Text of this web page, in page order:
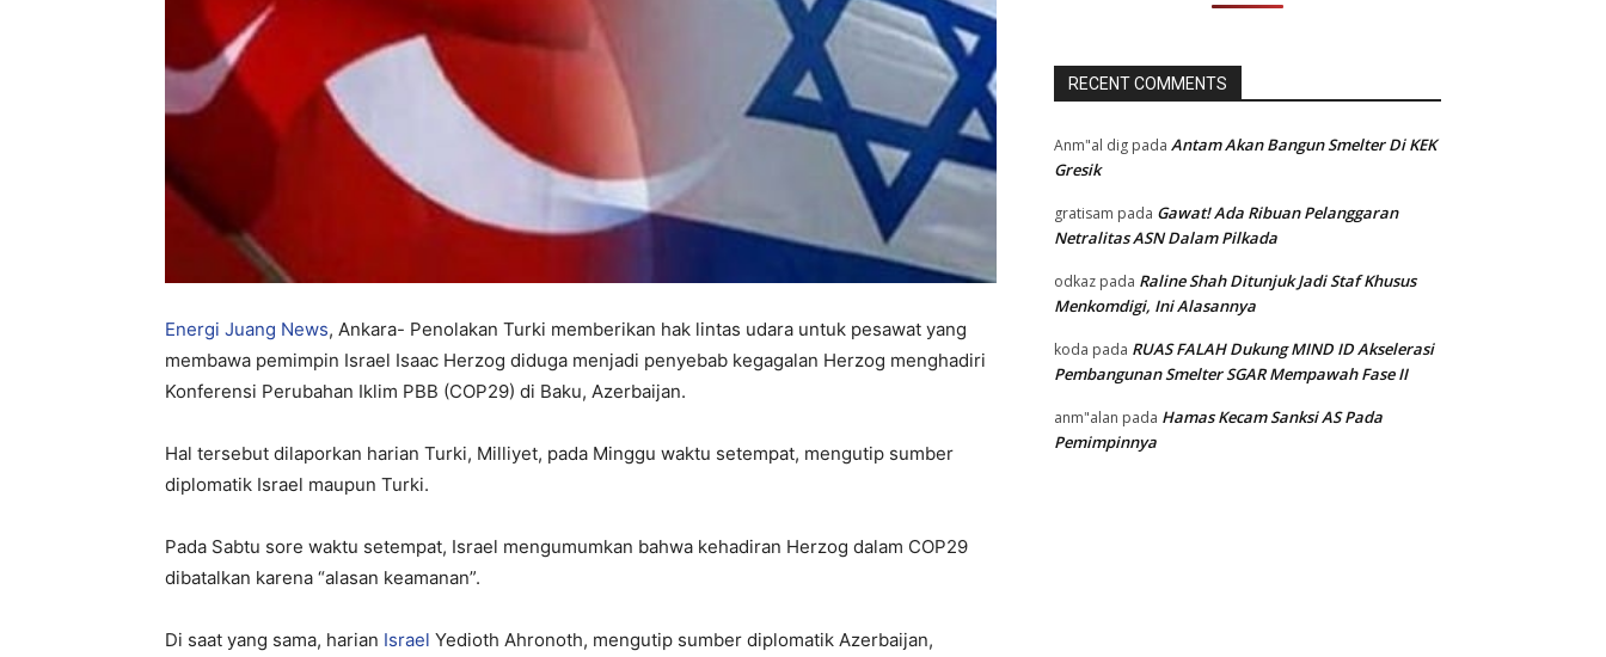
Energi Juang News, Ankara- Penolakan Turki memberikan hak lintas udara untuk pesawat yang
membawa pemimpin Israel Isaac Herzog diduga menjadi penyebab kegagalan Herzog menghadiri
Konferensi Perubahan Iklim PBB (COP29) di Baku, Azerbaijan.
Hal tersebut dilaporkan harian Turki, Milliyet, pada Minggu waktu setempat, mengutip sumber
diplomatik Israel maupun Turki.
Pada Sabtu sore waktu setempat, Israel mengumumkan bahwa kehadiran Herzog dalam COP29
dibatalkan karena “alasan keamanan”.
Di saat yang sama, harian Israel Yedioth Ahronoth, mengutip sumber diplomatik Azerbaijan,
RECENT COMMENTS
Anm"al dig pada Antam Akan Bangun Smelter Di KEK
Gresik
gratisam pada Gawat! Ada Ribuan Pelanggaran
Netralitas ASN Dalam Pilkada
odkaz pada Raline Shah Ditunjuk Jadi Staf Khusus
Menkomdigi, Ini Alasannya
koda pada RUAS FALAH Dukung MIND ID Akselerasi
Pembangunan Smelter SGAR Mempawah Fase II
anm"alan pada Hamas Kecam Sanksi AS Pada
Pemimpinnya